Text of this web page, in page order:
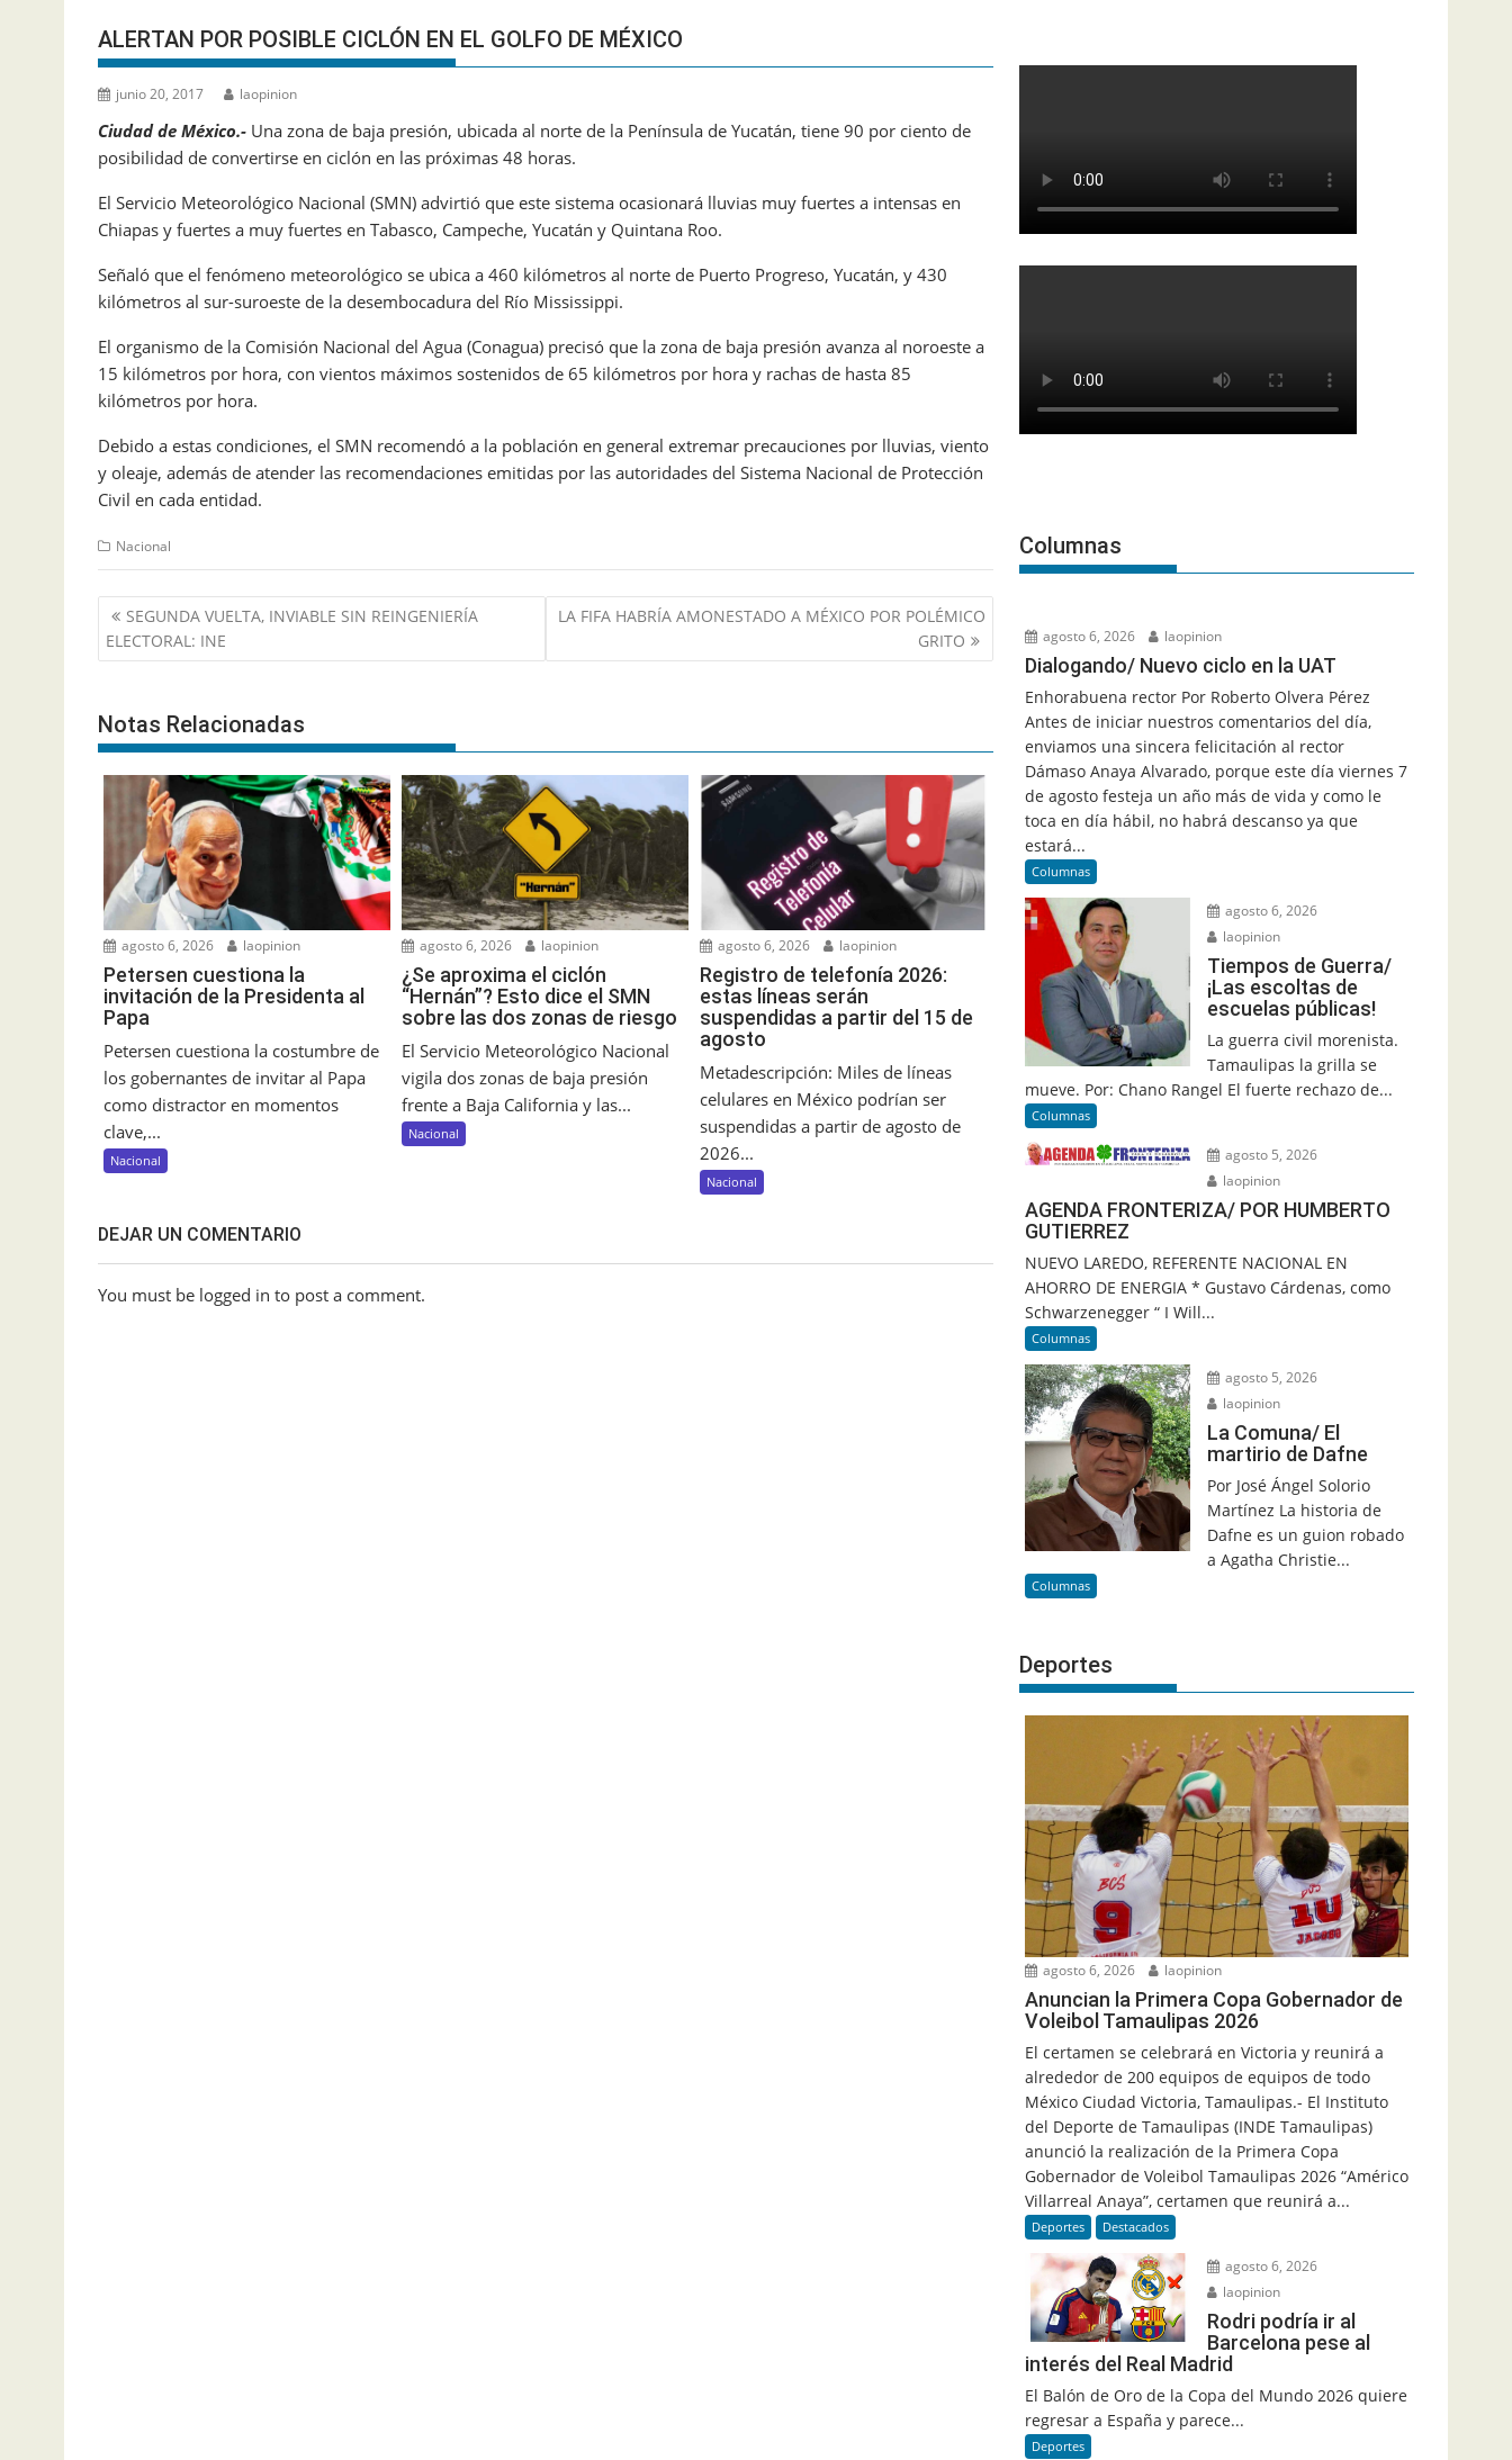
ALERTAN POR POSIBLE CICLÓN EN EL GOLFO DE MÉXICO
junio 20, 2017 laopinion
Ciudad de México.- Una zona de baja presión, ubicada al norte de la Península de Yucatán, tiene 90 por ciento de
posibilidad de convertirse en ciclón en las próximas 48 horas.
El Servicio Meteorológico Nacional (SMN) advirtió que este sistema ocasionará lluvias muy fuertes a intensas en
Chiapas y fuertes a muy fuertes en Tabasco, Campeche, Yucatán y Quintana Roo.
Señaló que el fenómeno meteorológico se ubica a 460 kilómetros al norte de Puerto Progreso, Yucatán, y 430
kilómetros al sur-suroeste de la desembocadura del Río Mississippi.
El organismo de la Comisión Nacional del Agua (Conagua) precisó que la zona de baja presión avanza al noroeste a
15 kilómetros por hora, con vientos máximos sostenidos de 65 kilómetros por hora y rachas de hasta 85
kilómetros por hora.
Debido a estas condiciones, el SMN recomendó a la población en general extremar precauciones por lluvias, viento
y oleaje, además de atender las recomendaciones emitidas por las autoridades del Sistema Nacional de Protección
Civil en cada entidad.
Nacional
Navegación
de
entradas
SEGUNDA VUELTA, INVIABLE SIN REINGENIERÍA
ELECTORAL: INE
LA FIFA HABRÍA AMONESTADO A MÉXICO POR POLÉMICO
GRITO
Notas Relacionadas
agosto 6, 2026 laopinion
Petersen cuestiona la
invitación de la Presidenta al
Papa
Petersen cuestiona la costumbre de
los gobernantes de invitar al Papa
como distractor en momentos
clave,...
Nacional
agosto 6, 2026 laopinion
¿Se aproxima el ciclón
“Hernán”? Esto dice el SMN
sobre las dos zonas de riesgo
El Servicio Meteorológico Nacional
vigila dos zonas de baja presión
frente a Baja California y las...
Nacional
agosto 6, 2026 laopinion
Registro de telefonía 2026:
estas líneas serán
suspendidas a partir del 15 de
agosto
Metadescripción: Miles de líneas
celulares en México podrían ser
suspendidas a partir de agosto de
2026...
Nacional
DEJAR UN COMENTARIO
You must be logged in to post a comment.
Columnas
agosto 6, 2026 laopinion
Dialogando/ Nuevo ciclo en la UAT
Enhorabuena rector Por Roberto Olvera Pérez
Antes de iniciar nuestros comentarios del día,
enviamos una sincera felicitación al rector
Dámaso Anaya Alvarado, porque este día viernes 7
de agosto festeja un año más de vida y como le
toca en día hábil, no habrá descanso ya que
estará...
Columnas
agosto 6, 2026
laopinion
Tiempos de Guerra/
¡Las escoltas de
escuelas públicas!
La guerra civil morenista.
Tamaulipas la grilla se
mueve. Por: Chano Rangel El fuerte rechazo de...
Columnas
agosto 5, 2026
laopinion
AGENDA FRONTERIZA/ POR HUMBERTO
GUTIERREZ
NUEVO LAREDO, REFERENTE NACIONAL EN
AHORRO DE ENERGIA * Gustavo Cárdenas, como
Schwarzenegger “ I Will...
Columnas
agosto 5, 2026
laopinion
La Comuna/ El
martirio de Dafne
Por José Ángel Solorio
Martínez La historia de
Dafne es un guion robado
a Agatha Christie...
Columnas
Deportes
agosto 6, 2026 laopinion
Anuncian la Primera Copa Gobernador de
Voleibol Tamaulipas 2026
El certamen se celebrará en Victoria y reunirá a
alrededor de 200 equipos de equipos de todo
México Ciudad Victoria, Tamaulipas.- El Instituto
del Deporte de Tamaulipas (INDE Tamaulipas)
anunció la realización de la Primera Copa
Gobernador de Voleibol Tamaulipas 2026 “Américo
Villarreal Anaya”, certamen que reunirá a...
Deportes Destacados
agosto 6, 2026
laopinion
Rodri podría ir al
Barcelona pese al
interés del Real Madrid
El Balón de Oro de la Copa del Mundo 2026 quiere
regresar a España y parece...
Deportes